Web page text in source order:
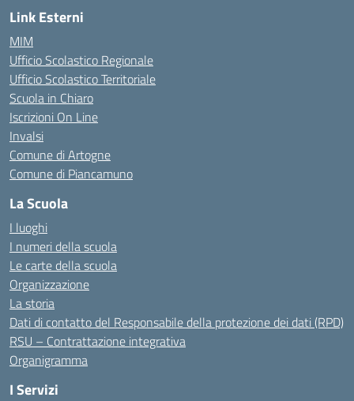
Link Esterni
MIM
Ufficio Scolastico Regionale
Ufficio Scolastico Territoriale
Scuola in Chiaro
Iscrizioni On Line
Invalsi
Comune di Artogne
Comune di Piancamuno
La Scuola
I luoghi
I numeri della scuola
Le carte della scuola
Organizzazione
La storia
Dati di contatto del Responsabile della protezione dei dati (RPD)
RSU – Contrattazione integrativa
Organigramma
I Servizi